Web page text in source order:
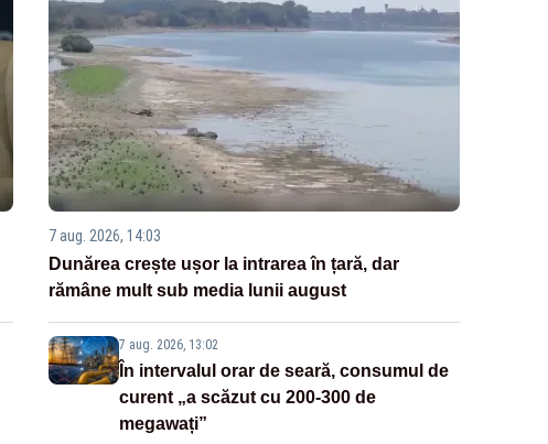
7 aug. 2026, 14:03
Dunărea crește ușor la intrarea în țară, dar
rămâne mult sub media lunii august
7 aug. 2026, 13:02
În intervalul orar de seară, consumul de
curent „a scăzut cu 200-300 de
megawați”